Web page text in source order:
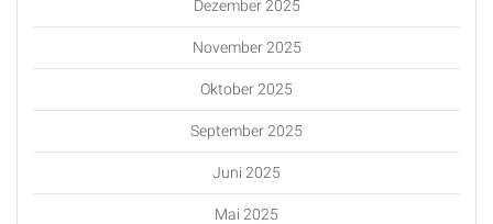
Dezember 2025
November 2025
Oktober 2025
September 2025
Juni 2025
Mai 2025